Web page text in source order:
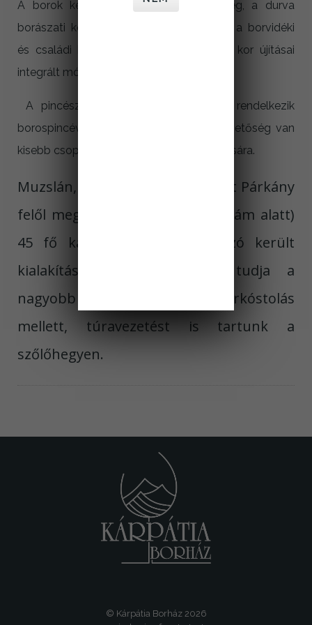
A borok készítésében a természetesség, a durva
borászati közbeavatkozások mellőzése, a borvidéki
és családi hagyományok mellett a mai kor újításai
integrált módon vannak jelen.
A pincészet a muzslai szőlőhegyen rendelkezik
borospincével és feldolgozóval, ahol lehetőség van
kisebb csoportok (10-15 fő) borkóstoltatására.
Muzslán, a falu főutcáján (a falut Párkány
felől megközelítve a 31-es házszám alatt)
45 fő kapacitással bíró borozó került
kialakításra, amely fogadni tudja a
nagyobb csoportokat is. Borkóstolás
mellett, túravezetést is tartunk a
szőlőhegyen.
© Kárpátia Borház 2026